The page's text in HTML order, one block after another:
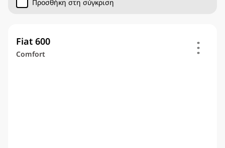
Προσθήκη στη σύγκριση
Fiat 600
Comfort